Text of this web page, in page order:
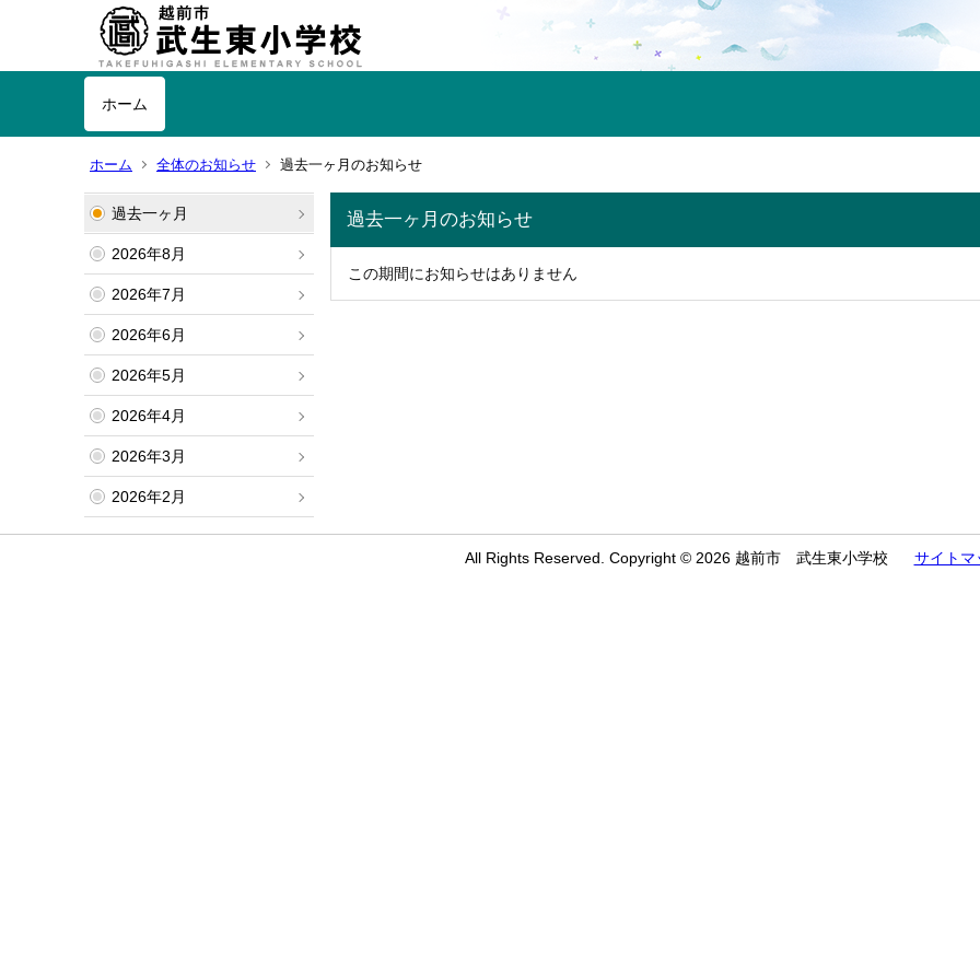
ホーム
ホーム 全体のお知らせ 過去一ヶ月のお知らせ
過去一ヶ月
2026年8月
2026年7月
2026年6月
2026年5月
2026年4月
2026年3月
2026年2月
過去一ヶ月のお知らせ
この期間にお知らせはありません
All Rights Reserved. Copyright © 2026 越前市 武生東小学校 サイトマ